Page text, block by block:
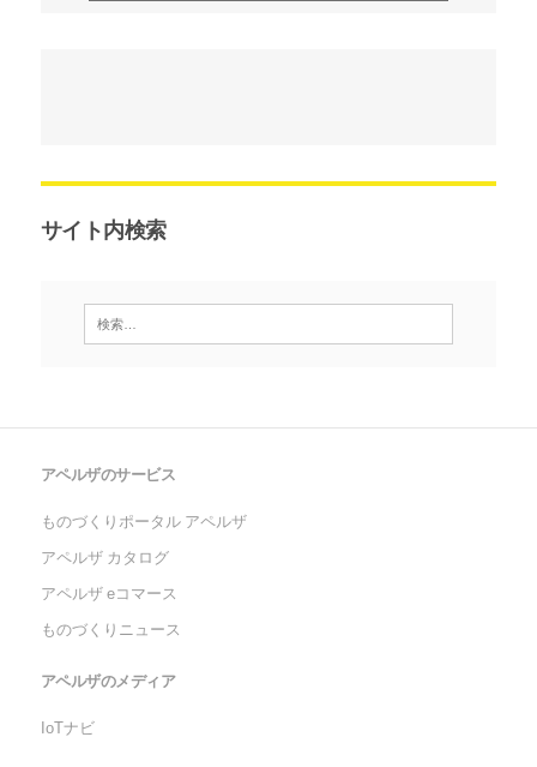
サイト内検索
アペルザのサービス
ものづくりポータル アペルザ
アペルザ カタログ
アペルザ eコマース
ものづくりニュース
アペルザのメディア
IoTナビ